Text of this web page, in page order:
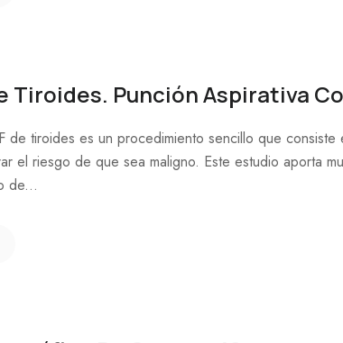
Tiroides. Punción Aspirativa
de tiroides es un procedimiento sencillo que consiste
el riesgo de que sea maligno. Este estudio aporta
de...